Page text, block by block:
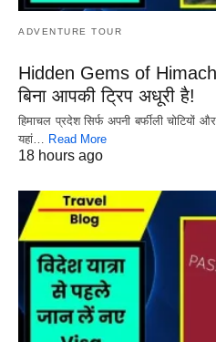
ADVENTURE TOUR
Hidden Gems of
बिना आपकी ट्रिप अधूरी है!
हिमाचल प्रदेश सिर्फ अपनी बर्फीली चोटियों
यहां…
Read More
18 hours ago